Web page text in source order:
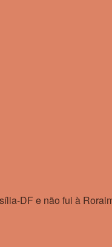
DF e não fui à